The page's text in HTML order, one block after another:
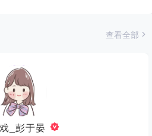
查看全部
_彭于晏